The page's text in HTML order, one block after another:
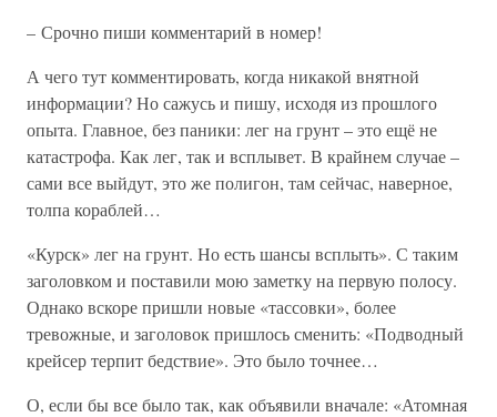
– Срочно пиши комментарий в номер!
А чего тут комментировать, когда никакой внятной
информации? Но сажусь и пишу, исходя из прошлого
опыта. Главное, без паники: лег на грунт – это ещё не
катастрофа. Как лег, так и всплывет. В крайнем случае –
сами все выйдут, это же полигон, там сейчас, наверное,
толпа кораблей…
«Курск» лег на грунт. Но есть шансы всплыть». С таким
заголовком и поставили мою заметку на первую полосу.
Однако вскоре пришли новые «тассовки», более
тревожные, и заголовок пришлось сменить: «Подводный
крейсер терпит бедствие». Это было точнее…
О, если бы все было так, как объявили вначале: «Атомная